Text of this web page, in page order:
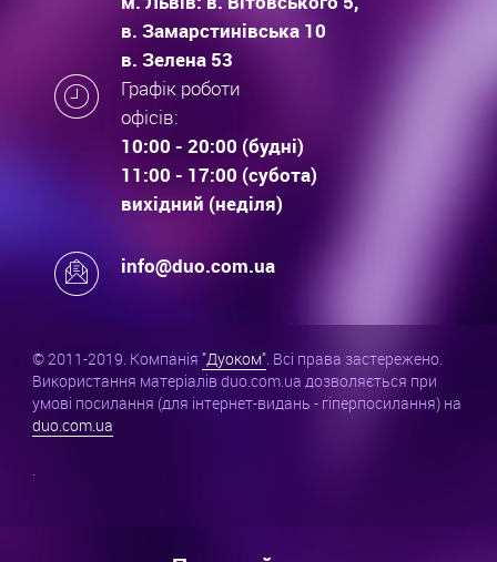
в. Замарстинівська 10
в. Зелена 53
Графік роботи
офісів:
10:00 - 20:00 (будні)
11:00 - 17:00 (субота)
вихідний (неділя)
info@duo.com.ua
© 2011-2019. Компанія "Дуоком". Всі права застережено.
Використання матеріалів duo.com.ua дозволяється при
умові посилання (для інтернет-видань - гіперпосилання) на
duo.com.ua
.